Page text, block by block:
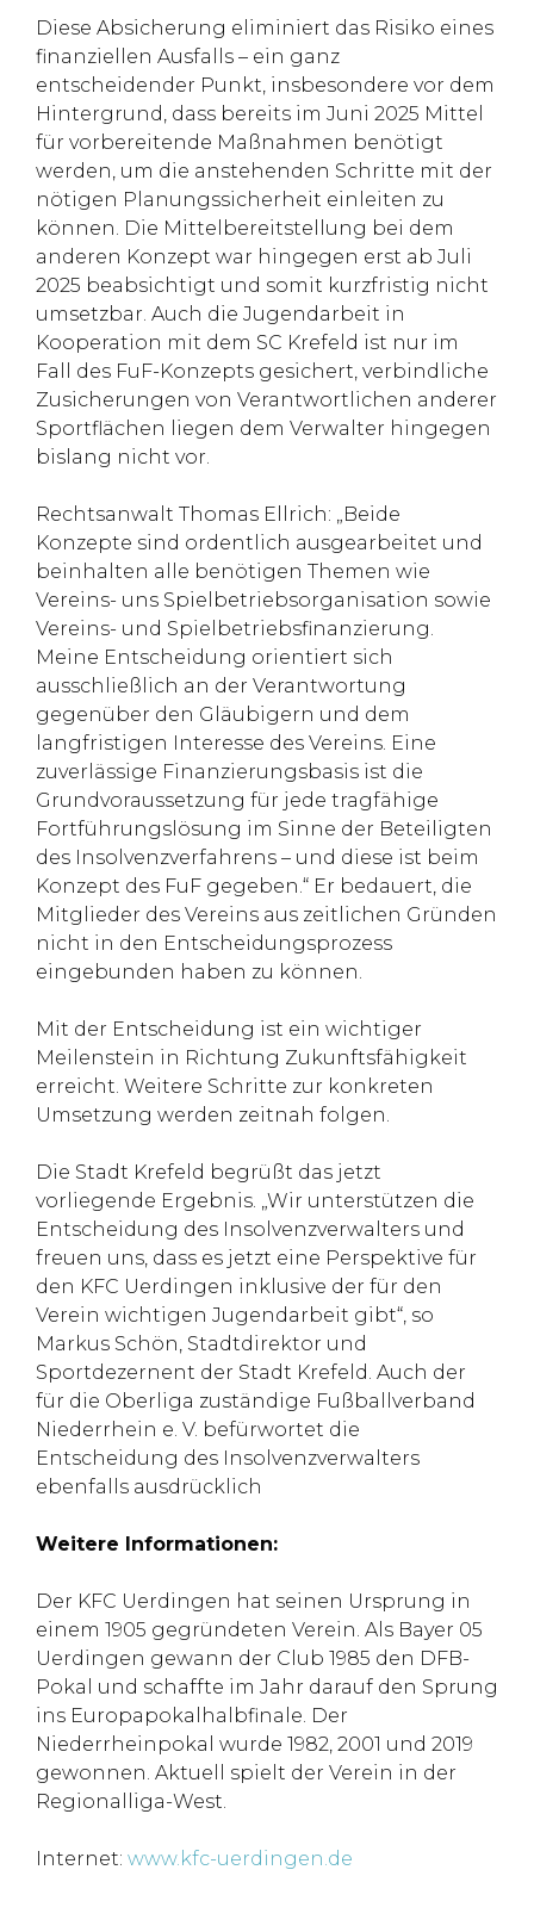
Diese Absicherung eliminiert das Risiko eines
finanziellen Ausfalls – ein ganz
entscheidender Punkt, insbesondere vor dem
Hintergrund, dass bereits im Juni 2025 Mittel
für vorbereitende Maßnahmen benötigt
werden, um die anstehenden Schritte mit der
nötigen Planungssicherheit einleiten zu
können. Die Mittelbereitstellung bei dem
anderen Konzept war hingegen erst ab Juli
2025 beabsichtigt und somit kurzfristig nicht
umsetzbar. Auch die Jugendarbeit in
Kooperation mit dem SC Krefeld ist nur im
Fall des FuF-Konzepts gesichert, verbindliche
Zusicherungen von Verantwortlichen anderer
Sportflächen liegen dem Verwalter hingegen
bislang nicht vor.
Rechtsanwalt Thomas Ellrich: „Beide
Konzepte sind ordentlich ausgearbeitet und
beinhalten alle benötigen Themen wie
Vereins- uns Spielbetriebsorganisation sowie
Vereins- und Spielbetriebsfinanzierung.
Meine Entscheidung orientiert sich
ausschließlich an der Verantwortung
gegenüber den Gläubigern und dem
langfristigen Interesse des Vereins. Eine
zuverlässige Finanzierungsbasis ist die
Grundvoraussetzung für jede tragfähige
Fortführungslösung im Sinne der Beteiligten
des Insolvenzverfahrens – und diese ist beim
Konzept des FuF gegeben.“ Er bedauert, die
Mitglieder des Vereins aus zeitlichen Gründen
nicht in den Entscheidungsprozess
eingebunden haben zu können.
Mit der Entscheidung ist ein wichtiger
Meilenstein in Richtung Zukunftsfähigkeit
erreicht. Weitere Schritte zur konkreten
Umsetzung werden zeitnah folgen.
Die Stadt Krefeld begrüßt das jetzt
vorliegende Ergebnis. „Wir unterstützen die
Entscheidung des Insolvenzverwalters und
freuen uns, dass es jetzt eine Perspektive für
den KFC Uerdingen inklusive der für den
Verein wichtigen Jugendarbeit gibt“, so
Markus Schön, Stadtdirektor und
Sportdezernent der Stadt Krefeld. Auch der
für die Oberliga zuständige Fußballverband
Niederrhein e. V. befürwortet die
Entscheidung des Insolvenzverwalters
ebenfalls ausdrücklich
Weitere Informationen:
Der KFC Uerdingen hat seinen Ursprung in
einem 1905 gegründeten Verein. Als Bayer 05
Uerdingen gewann der Club 1985 den DFB-
Pokal und schaffte im Jahr darauf den Sprung
ins Europapokalhalbfinale. Der
Niederrheinpokal wurde 1982, 2001 und 2019
gewonnen. Aktuell spielt der Verein in der
Regionalliga-West.
Internet: www.kfc-uerdingen.de